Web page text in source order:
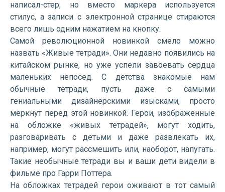
написал-стер, но вместо маркера используется
стилус, а записи с электронной странице стираются
всего лишь одним нажатием на кнопку.
Самой революционной новинкой смело можно
назвать «Живые тетради». Они недавно появились на
китайском рынке, но уже успели завоевать сердца
маленьких непосед. С детства знакомые нам
обычные тетради, пусть даже с самыми
гениальными дизайнерскими изысками, просто
меркнут перед этой новинкой. Герои, изображенные
на обложке «живых тетрадей», могут ходить,
разговаривать с детьми и даже развлекать их,
например, могут рассмешить или, наоборот, напугать.
Такие необычные тетради вы и ваши дети видели в
фильме про Гарри Поттера.
На обложках тетрадей герои оживают в тот самый